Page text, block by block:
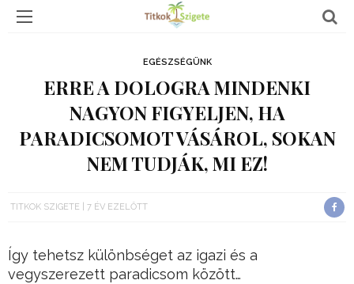
EGÉSZSÉGÜNK
ERRE A DOLOGRA MINDENKI
NAGYON FIGYELJEN, HA
PARADICSOMOT VÁSÁROL, SOKAN
NEM TUDJÁK, MI EZ!
TITKOK SZIGETE 7 ÉV EZELŐTT
Így tehetsz különbséget az igazi és a
vegyszerezett paradicsom között…